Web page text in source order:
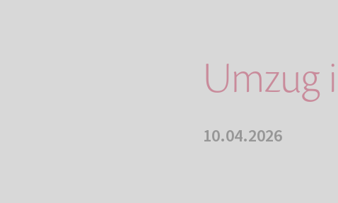
Umzug
10.04.2026